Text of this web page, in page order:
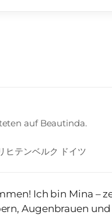
auf Beautinda.
テンベルク ドイツ
Ich bin Mina –
Augenbrauen